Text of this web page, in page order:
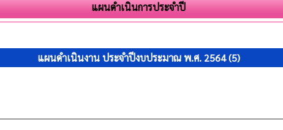
แผนดำเนินการประจำปี
แผนดำเนินงาน ประจำปีงบประมาณ พ.ศ. 2564 (5)